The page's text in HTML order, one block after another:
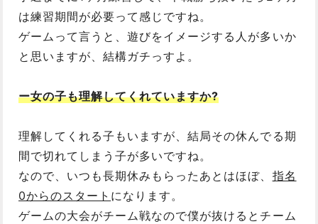
は練習期間が必要って感じですね。
ゲームって言うと、遊びをイメージする人が多いか
と思いますが、結構ガチっすよ。
ー女の子も理解してくれていますか?
理解してくれる子もいますが、結局その休んでる期
間で切れてしまう子が多いですね。
なので、いつも長期休みもらったあとはほぼ、 指名
0からのスタート になります。
ゲームの大会がチーム戦なので僕が抜けるとチーム